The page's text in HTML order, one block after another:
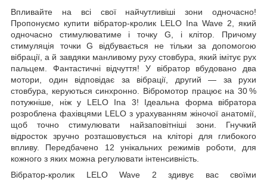
Впливайте на всі свої найчутливіші зони одночасно!
Пропонуємо купити вібратор-кролик LELO Ina Wave 2, який
одночасно стимулюватиме і точку G, і клітор. Причому
стимуляція точки G відбувається не тільки за допомогою
вібрації, а й завдяки манливому руху стовбура, який імітує рух
пальцем. Фантастичні відчуття! У вібратор вбудовано два
мотори, один відповідає за вібрації, другий — за рухи
стовбура, керуються синхронно. Вібромотор працює на 30 %
потужніше, ніж у LELO Ina 3! Ідеальна форма вібратора
розроблена фахівцями LELO з урахуванням жіночої анатомії,
щоб точно стимулювати найзаповітніші зони. Гнучкий
відросток зручно розташовується на кліторі для глибокого
впливу. Передбачено 12 унікальних режимів роботи, для
кожного з яких можна регулювати інтенсивність.
Вібратор-кролик LELO Wave 2 здивує вас своїми